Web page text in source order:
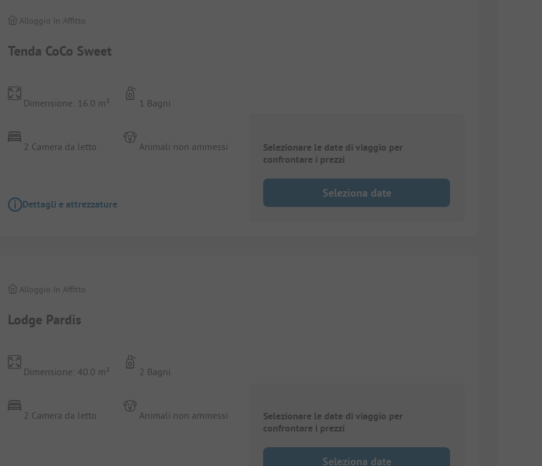
Tenda CoCo Sweet
Alloggio In Affitto
Dimensione: 16.0 m²
2 Camera da letto
1 Bagni
Animali non ammessi
Dettagli e attrezzature
Selezionare le date di viaggio per
confrontare i prezzi
Seleziona date
Lodge Pardis
Alloggio In Affitto
Dimensione: 40.0 m²
2 Camera da letto
2 Bagni
Animali non ammessi
Selezionare le date di viaggio per
confrontare i prezzi
Seleziona date